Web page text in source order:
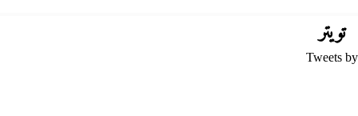
تويتر
Tweets by